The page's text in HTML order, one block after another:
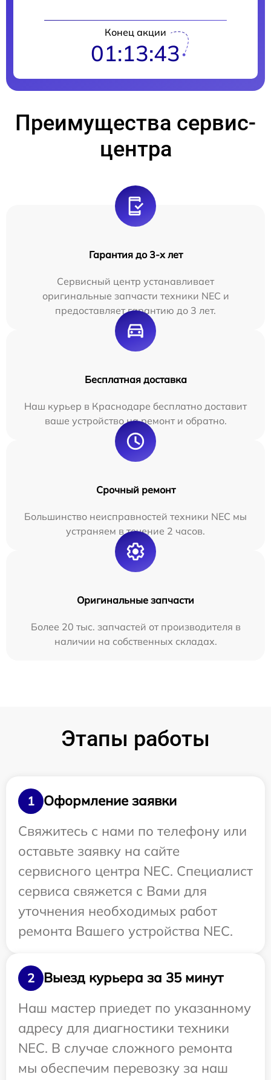
Конец акции
01:13:42
Преимущества сервис-
центра
Гарантия до 3-х лет
Сервисный центр устанавливает
оригинальные запчасти техники NEC и
предоставляет гарантию до 3 лет.
Бесплатная доставка
Наш курьер в Краснодаре бесплатно доставит
ваше устройство на ремонт и обратно.
Срочный ремонт
Большинство неисправностей техники NEC мы
устраняем в течение 2 часов.
Оригинальные запчасти
Более 20 тыс. запчастей от производителя в
наличии на собственных складах.
Этапы работы
1
Оформление заявки
Свяжитесь с нами по телефону или
оставьте заявку на сайте
сервисного центра NEC. Специалист
сервиса свяжется с Вами для
уточнения необходимых работ
ремонта Вашего устройства NEC.
2
Выезд курьера за 35 минут
Наш мастер приедет по указанному
адресу для диагностики техники
NEC. В случае сложного ремонта
мы обеспечим перевозку за наш